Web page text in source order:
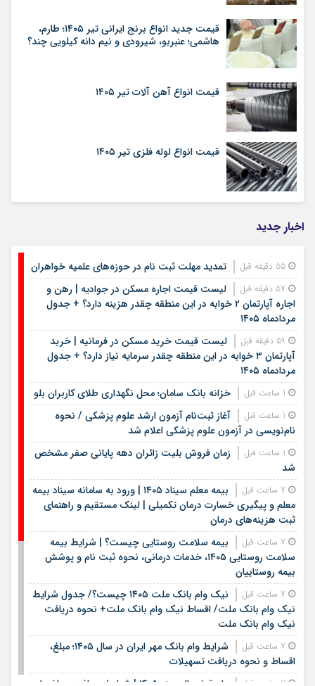
قیمت جدید انواع برنج ایرانی تیر ۱۴۰۵؛ طارم،
هاشمی؛ عنبربو، شیرودی و نیم دانه کیلویی چند؟
قیمت انواع آهن آلات تیر ۱۴۰۵
قیمت انواع لوله فلزی تیر ۱۴۰۵
اخبار جدید
تمدید مهلت ثبت نام در حوزه‌های علمیه خواهران
لیست قیمت اجاره مسکن در جوادیه | رهن و
اجاره آپارتمان ۲ خوابه در این منطقه چقدر هزینه دارد؟ + جدول
مردادماه ۱۴۰۵
لیست قیمت خرید مسکن در فرمانیه | خرید
آپارتمان ۳ خوابه در این منطقه چقدر سرمایه نیاز دارد؟ + جدول
مردادماه ۱۴۰۵
خزانه بانک سامان؛ محل نگهداری طلای کاربران بلو
آغاز ثبت‌نام آزمون ارشد علوم پزشکی / نحوه
نام‌نویسی در آزمون علوم پزشکی اعلام شد
زمان فروش بلیت زائران دهه پایانی صفر مشخص
شد
بیمه معلم سیناد ۱۴۰۵ | ورود به سامانه سیناد بیمه
معلم و پیگیری خسارت درمان تکمیلی | لینک مستقیم و راهنمای
ثبت هزینه‌های درمان
بیمه سلامت روستایی چیست؟ | شرایط بیمه
سلامت روستایی ۱۴۰۵، خدمات درمانی، نحوه ثبت نام و پوشش
بیمه روستاییان
نیک وام بانک ملت ۱۴۰۵ چیست؟/ جدول شرایط
نیک وام بانک ملت/ اقساط نیک وام بانک ملت+ نحوه دریافت
نیک وام بانک ملت
شرایط وام بانک مهر ایران در سال ۱۴۰۵؛ مبلغ،
اقساط و نحوه دریافت تسهیلات